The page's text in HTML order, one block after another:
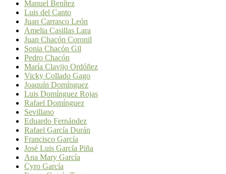
Manuel Benítez
Luis del Canto
Juan Carrasco León
Amelia Casillas Lara
Juan Chacón Coronil
Sonia Chacón Gil
Pedro Chacón
María Clavijo Ordóñez
Vicky Collado Gago
Joaquín Domínguez
Luis Domínguez Rojas
Rafael Domínguez
Sevillano
Eduardo Fernández
Rafael García Durán
Francisco García
José Luis García Piña
Ana Mary García
Cyro García